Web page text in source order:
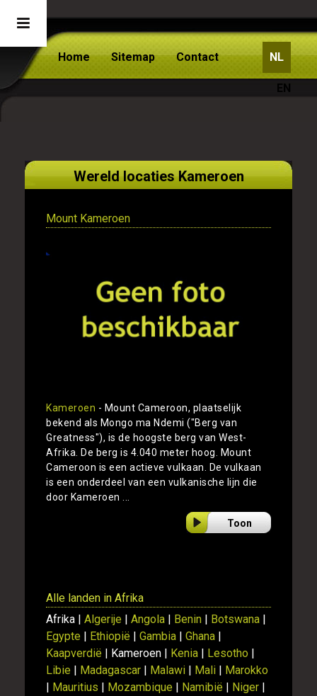
Home Sitemap Contact NL
EN
Wereld locaties Kameroen
Mount Kameroen
Kameroen - Mount Cameroon, plaatselijk
bekend als Mongo ma Ndemi ("Berg van
Greatness"), is de hoogste berg van West-
Afrika. De berg is 4.040 meter hoog. Mount
Cameroon is een actieve vulkaan. De vulkaan
is een onderdeel van een vulkanische lijn die
door Kameroen ...
Toon
Alle landen in Afrika
Afrika | Algerije | Angola | Benin | Botswana |
Egypte | Ethiopië | Gambia | Ghana |
Kaapverdië | Kameroen | Kenia | Lesotho |
Libie | Madagascar | Malawi | Mali | Marokko
| Mauritius | Mozambique | Namibië | Niger |